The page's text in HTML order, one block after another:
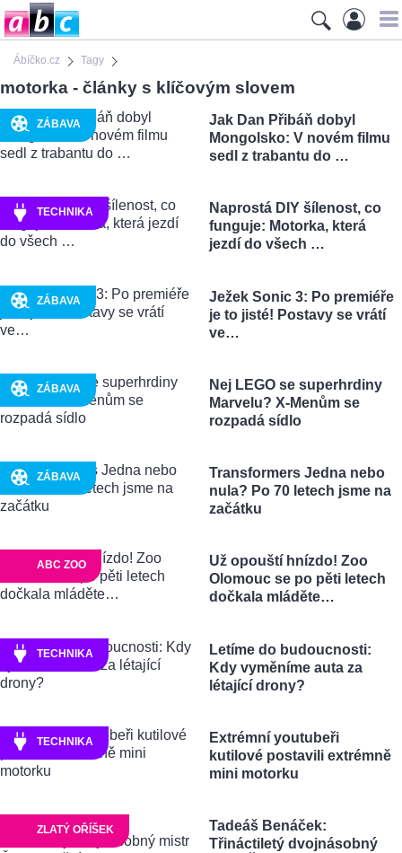
Ábíčko.cz Tagy
motorka - články s klíčovým slovem
ZÁBAVA
Jak Dan Přibáň dobyl
Mongolsko: V novém filmu
sedl z trabantu do …
TECHNIKA
Naprostá DIY šílenost, co
funguje: Motorka, která
jezdí do všech …
ZÁBAVA
Ježek Sonic 3: Po premiéře
je to jisté! Postavy se vrátí
ve…
ZÁBAVA
Nej LEGO se superhrdiny
Marvelu? X-Menům se
rozpadá sídlo
ZÁBAVA
Transformers Jedna nebo
nula? Po 70 letech jsme na
začátku
ABC ZOO
Už opouští hnízdo! Zoo
Olomouc se po pěti letech
dočkala mláděte…
TECHNIKA
Letíme do budoucnosti:
Kdy vyměníme auta za
létající drony?
TECHNIKA
Extrémní youtubeři
kutilové postavili extrémně
mini motorku
ZLATÝ OŘÍŠEK
Tadeáš Benáček:
Třináctiletý dvojnásobný